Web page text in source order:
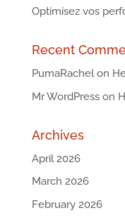
Optimisez vos
Recent
PumaRachelon
Mr WordPresson
Archives
April 2026
March 2026
February 2026